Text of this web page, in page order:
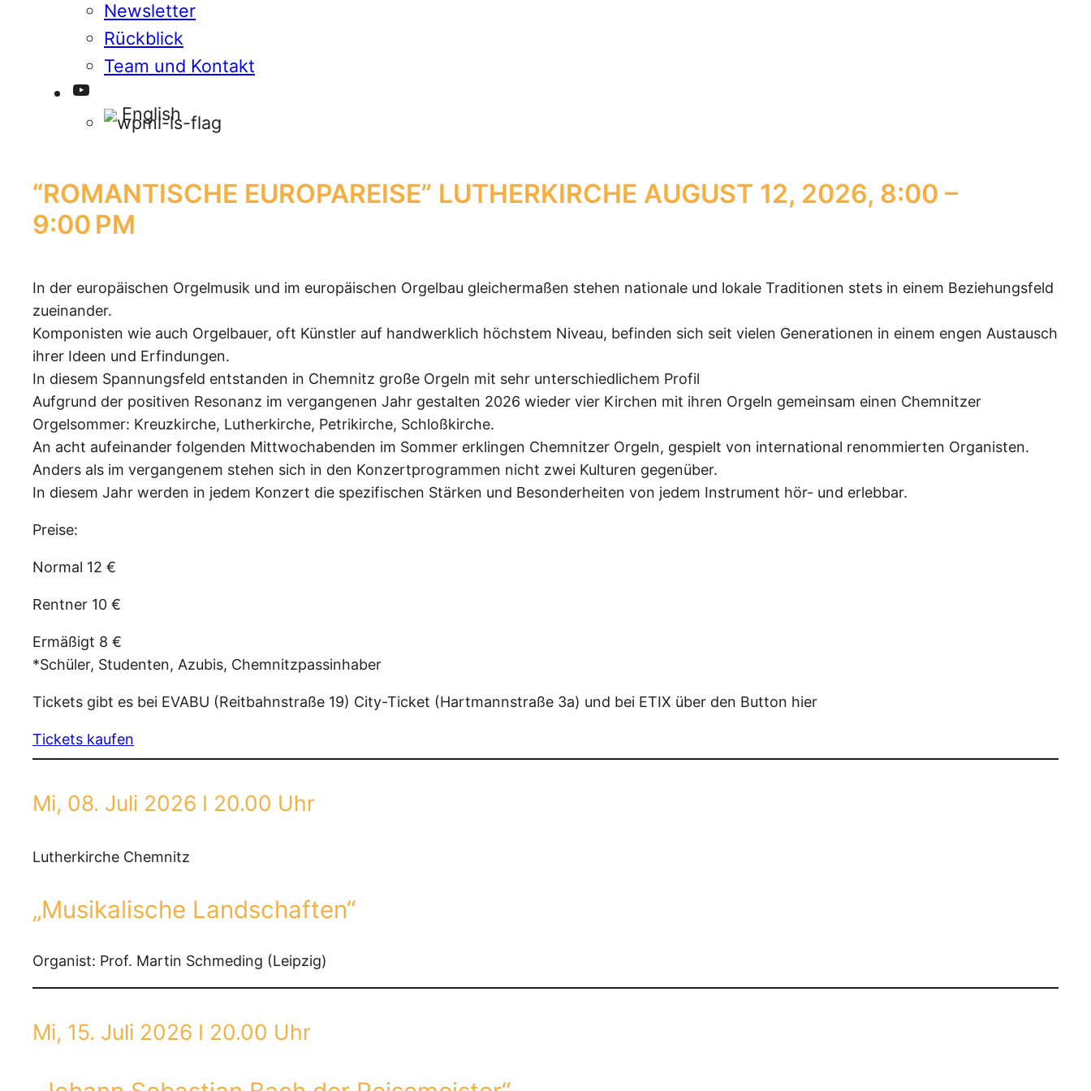
Newsletter
Rückblick
Team und Kontakt
YouTube
English
“ROMANTISCHE EUROPAREISE” LUTHERKIRCHE AUGUST 12, 2026, 8:00 –
9:00 PM
In der europäischen Orgelmusik und im europäischen Orgelbau gleichermaßen stehen nationale und lokale Traditionen stets in einem Beziehungsfeld
zueinander.
Komponisten wie auch Orgelbauer, oft Künstler auf handwerklich höchstem Niveau, befinden sich seit vielen Generationen in einem engen Austausch
ihrer Ideen und Erfindungen.
In diesem Spannungsfeld entstanden in Chemnitz große Orgeln mit sehr unterschiedlichem Profil
Aufgrund der positiven Resonanz im vergangenen Jahr gestalten 2026 wieder vier Kirchen mit ihren Orgeln gemeinsam einen Chemnitzer
Orgelsommer: Kreuzkirche, Lutherkirche, Petrikirche, Schloßkirche.
An acht aufeinander folgenden Mittwochabenden im Sommer erklingen Chemnitzer Orgeln, gespielt von international renommierten Organisten.
Anders als im vergangenem stehen sich in den Konzertprogrammen nicht zwei Kulturen gegenüber.
In diesem Jahr werden in jedem Konzert die spezifischen Stärken und Besonderheiten von jedem Instrument hör- und erlebbar.
Preise:
Normal 12 €
Rentner 10 €
Ermäßigt 8 €
*Schüler, Studenten, Azubis, Chemnitzpassinhaber
Tickets gibt es bei EVABU (Reitbahnstraße 19) City-Ticket (Hartmannstraße 3a) und bei ETIX über den Button hier
Tickets kaufen
Mi, 08. Juli 2026 I 20.00 Uhr
Lutherkirche Chemnitz
„Musikalische Landschaften“
Organist: Prof. Martin Schmeding (Leipzig)
Mi, 15. Juli 2026 I 20.00 Uhr